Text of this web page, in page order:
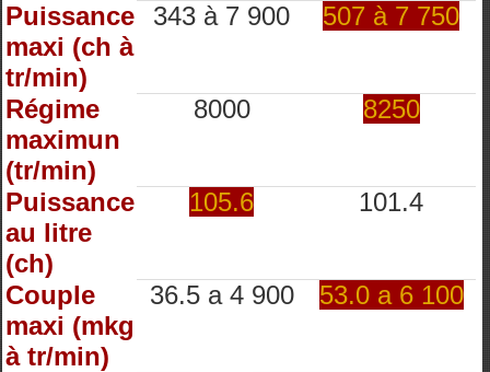
Puissance
maxi (ch à
tr/min)
343 à 7 900 507 à 7 750
Régime
maximun
(tr/min)
8000 8250
Puissance
au litre
(ch)
105.6 101.4
Couple
maxi (mkg
à tr/min)
36.5 a 4 900 53.0 a 6 100